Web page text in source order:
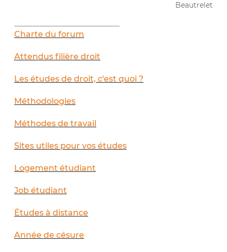
Beautrelet
Charte du forum
Attendus filière droit
Les études de droit, c'est quoi ?
Méthodologies
Méthodes de travail
Sites utiles pour vos études
Logement étudiant
Job étudiant
Études à distance
Année de césure